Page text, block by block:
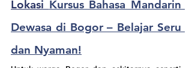
Lokasi Kursus Bahasa Mandarin
Dewasa di Bogor – Belajar Seru
dan Nyaman!